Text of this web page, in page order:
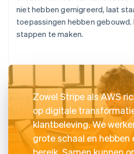
niet hebben gemigreerd, laat
toepassingen hebben gebouwd.
stappen te maken.
Zowel Stripe als AWS
op digitale
klantbeleving. We
grote schaal en hebben
bereik. Samen kunnen